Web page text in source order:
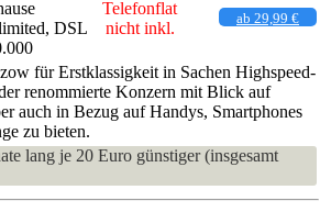
DSL
Telefonflat
nicht inkl.
ab 29,99 €
für Erstklassigkeit in Sachen Highspeed-
renommierte Konzern mit Blick auf
auch in Bezug auf Handys, Smartphones
zu bieten.
lang je 20 Euro günstiger (insgesamt